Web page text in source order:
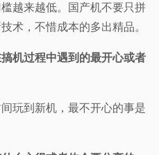
越来越低。国产机不要只拼
术，不惜成本的多出精品。
机过程中遇到的最开心或者
玩到新机，最不开心的事是